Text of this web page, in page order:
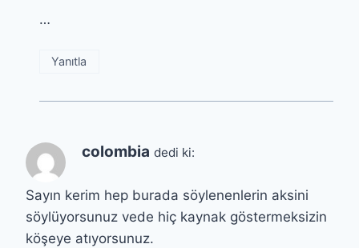
…
Yanıtla
colombia dedi ki:
Sayın kerim hep burada söylenenlerin aksini
söylüyorsunuz vede hiç kaynak göstermeksizin
köşeye atıyorsunuz.